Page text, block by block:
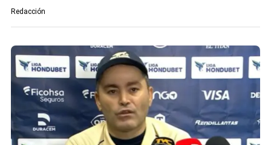
Redacción